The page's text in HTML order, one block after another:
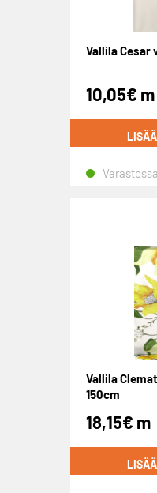
Vallila Cesar
10,05€ m
Varastossa
Vallila
150cm
18,15€ m